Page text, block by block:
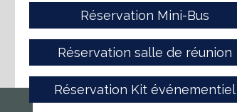
Réservation Mini-Bus
Réservation salle de réunion
Réservation Kit événementiel